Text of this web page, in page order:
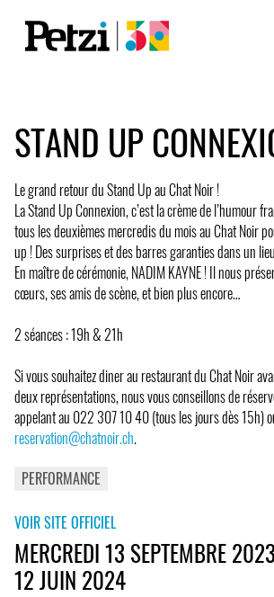
STAND UP
Le grand retour du Stand Up au Chat Noir !
La Stand Up Connexion, c’est la crème de l’humour
tous les deuxièmes mercredis du mois au Chat Noir
up ! Des surprises et des barres garanties dans un
En maître de cérémonie, NADIM KAYNE ! Il nous
cœurs, ses amis de scène, et bien plus encore…
2 séances : 19h & 21h
Si vous souhaitez diner au restaurant du Chat Noir
deux représentations, nous vous conseillons de
appelant au 022 307 10 40 (tous les jours dès 15h)
reservation@chatnoir.ch.
PERFORMANCE
VOIR SITE OFFICIEL
MERCREDI 13 SEPTEMBRE
12 JUIN 2024